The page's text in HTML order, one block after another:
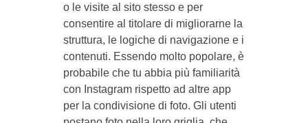
o le visite al sito stesso e per
consentire al titolare di migliorarne la
struttura, le logiche di navigazione e i
contenuti. Essendo molto popolare, è
probabile che tu abbia più familiarità
con Instagram rispetto ad altre app
per la condivisione di foto. Gli utenti